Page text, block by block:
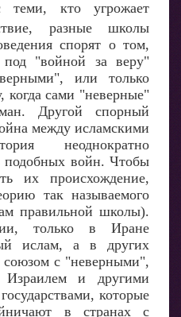
кто угрожает
разные школы
спорят о том,
под "войной за веру"
или только
когда сами "неверные"
Другой спорный
между исламскими
неоднократно
подобных войн. Чтобы
их происхождение,
так называемого
правильной школы).
только в Иране
ислам, а в других
союзом с "неверными",
и другими
которые
в странах с